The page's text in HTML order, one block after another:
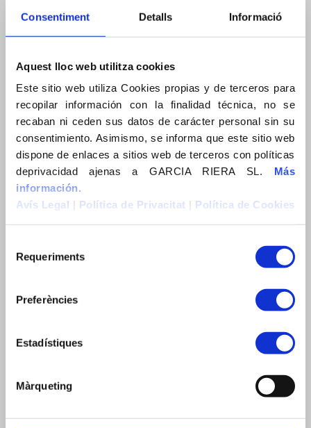
Consentiment Detalls Informació
Aquest lloc web utilitza cookies
Este sitio web utiliza Cookies propias y de terceros para
recopilar información con la finalidad técnica, no se
recaban ni ceden sus datos de carácter personal sin su
consentimiento. Asimismo, se informa que este sitio web
dispone de enlaces a sitios web de terceros con políticas
deprivacidad ajenas a GARCIA RIERA SL. Más
información.
Avís Legal | Política de Privacitat | Política de Cookies
Requeriments
Preferències
Estadístiques
Màrqueting
C. Vallespir, 19, planta 1
e-mail: info@garciariera.es
MENÚ
Empresa
Compromiso
Job listing